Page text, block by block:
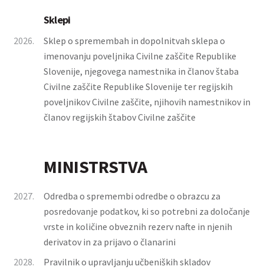
Sklepi
2026.
Sklep o spremembah in dopolnitvah sklepa o
imenovanju poveljnika Civilne zaščite Republike
Slovenije, njegovega namestnika in članov štaba
Civilne zaščite Republike Slovenije ter regijskih
poveljnikov Civilne zaščite, njihovih namestnikov in
članov regijskih štabov Civilne zaščite
MINISTRSTVA
2027.
Odredba o spremembi odredbe o obrazcu za
posredovanje podatkov, ki so potrebni za določanje
vrste in količine obveznih rezerv nafte in njenih
derivatov in za prijavo o članarini
2028.
Pravilnik o upravljanju učbeniških skladov